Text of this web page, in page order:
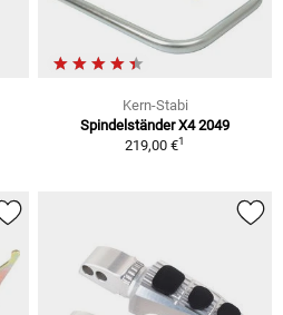
Kern-Stabi
Spindelständer X4 2049
219,00 €1